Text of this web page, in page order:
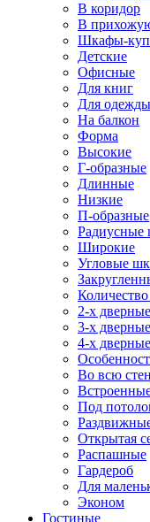
В коридор
В
Шкафы-
Детские
Офисные
Для книг
Для одежды
На балкон
Форма
Высокие
Г-образные
Длинные
Низкие
П-образные
Радиусные
Широкие
Угловые
2-х дверные
3-х дверные
4-х дверные
Во всю
Под
Открытая
Распашные
Гардероб
Для
Эконом
Гостиные